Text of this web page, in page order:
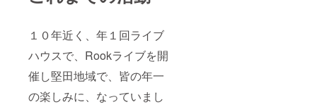
１０年近く、年１回ライブ
ハウスで、Rookライブを開
催し堅田地域で、皆の年一
の楽しみに、なっていまし